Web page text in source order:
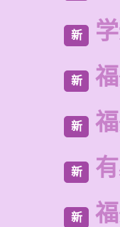
新
新
新
新
新